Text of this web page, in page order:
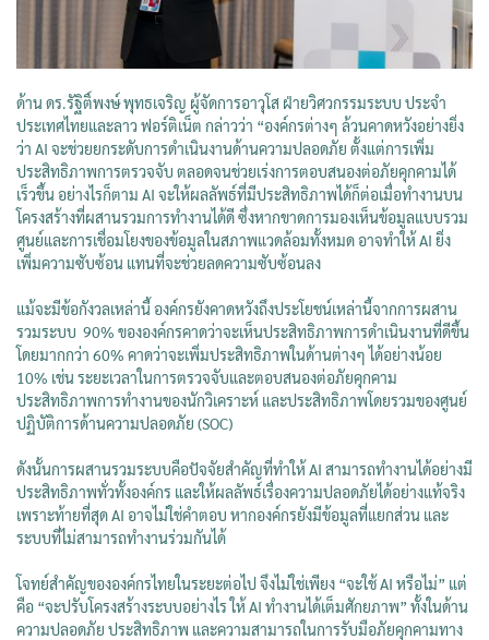
ด้าน ดร.รัฐิติ์พงษ์ พุทธเจริญ ผู้จัดการอาวุโส ฝ่ายวิศวกรรมระบบ ประจำ
ประเทศไทยและลาว ฟอร์ติเน็ต กล่าวว่า “องค์กรต่างๆ ล้วนคาดหวังอย่างยิ่ง
ว่า AI จะช่วยยกระดับการดำเนินงานด้านความปลอดภัย ตั้งแต่การเพิ่ม
ประสิทธิภาพการตรวจจับ ตลอดจนช่วยเร่งการตอบสนองต่อภัยคุกคามได้
เร็วขึ้น อย่างไรก็ตาม AI จะให้ผลลัพธ์ที่มีประสิทธิภาพได้ก็ต่อเมื่อทำงานบน
โครงสร้างที่ผสานรวมการทำงานได้ดี ซึ่งหากขาดการมองเห็นข้อมูลแบบรวม
ศูนย์และการเชื่อมโยงของข้อมูลในสภาพแวดล้อมทั้งหมด อาจทำให้ AI ยิ่ง
เพิ่มความซับซ้อน แทนที่จะช่วยลดความซับซ้อนลง
แม้จะมีข้อกังวลเหล่านี้ องค์กรยังคาดหวังถึงประโยชน์เหล่านี้จากการผสาน
รวมระบบ 90% ขององค์กรคาดว่าจะเห็นประสิทธิภาพการดำเนินงานที่ดีขึ้น
โดยมากกว่า 60% คาดว่าจะเพิ่มประสิทธิภาพในด้านต่างๆ ได้อย่างน้อย
10% เช่น ระยะเวลาในการตรวจจับและตอบสนองต่อภัยคุกคาม
ประสิทธิภาพการทำงานของนักวิเคราะห์ และประสิทธิภาพโดยรวมของศูนย์
ปฏิบัติการด้านความปลอดภัย (SOC)
ดังนั้นการผสานรวมระบบคือปัจจัยสำคัญที่ทำให้ AI สามารถทำงานได้อย่างมี
ประสิทธิภาพทั่วทั้งองค์กร และให้ผลลัพธ์เรื่องความปลอดภัยได้อย่างแท้จริง
เพราะท้ายที่สุด AI อาจไม่ใช่คำตอบ หากองค์กรยังมีข้อมูลที่แยกส่วน และ
ระบบที่ไม่สามารถทำงานร่วมกันได้
โจทย์สำคัญขององค์กรไทยในระยะต่อไป จึงไม่ใช่เพียง “จะใช้ AI หรือไม่” แต่
คือ “จะปรับโครงสร้างระบบอย่างไร ให้ AI ทำงานได้เต็มศักยภาพ” ทั้งในด้าน
ความปลอดภัย ประสิทธิภาพ และความสามารถในการรับมือภัยคุกคามทาง